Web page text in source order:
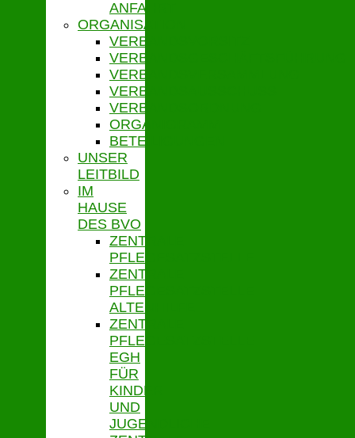
ANFAHRT
ORGANISATION
VERBANDSVORSITZ
VERBANDSGESCHÄFTSFÜHRUNG
VERBANDSVERSAMMLUNG
VERBANDSAUSSCHUSS
VERBANDSORDNUNG
ORGANIGRAMM
BETEILIGUNGEN
UNSER
LEITBILD
IM
HAUSE
DES BVO
ZENTRALE
PFLEGESATZSTELLE
ZENTRALE
PFLEGESATZSTELLE
ALTENHILFE
ZENTRALE
PFLEGESATZSTELLE
EGH
FÜR
KINDER
UND
JUGENDLICHE